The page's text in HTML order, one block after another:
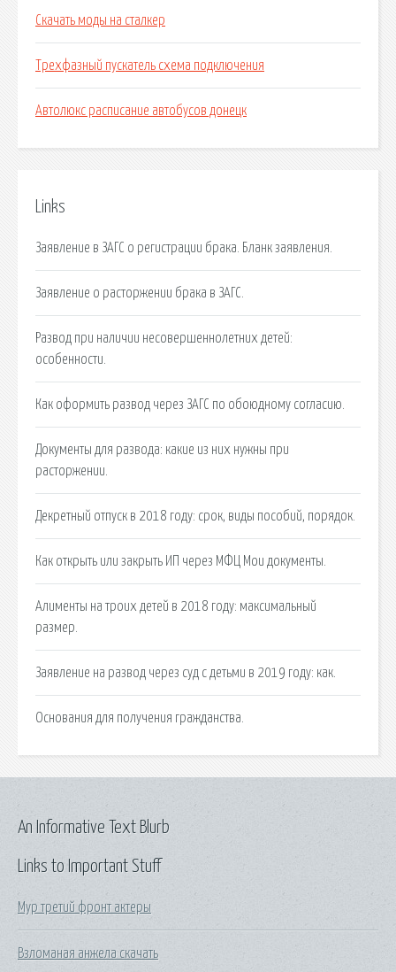
Скачать моды на сталкер
Трехфазный пускатель схема подключения
Автолюкс расписание автобусов донецк
Links
Заявление в ЗАГС о регистрации брака. Бланк заявления.
Заявление о расторжении брака в ЗАГС.
Развод при наличии несовершеннолетних детей:
особенности.
Как оформить развод через ЗАГС по обоюдному согласию.
Документы для развода: какие из них нужны при
расторжении.
Декретный отпуск в 2018 году: срок, виды пособий, порядок.
Как открыть или закрыть ИП через МФЦ Мои документы.
Алименты на троих детей в 2018 году: максимальный
размер.
Заявление на развод через суд с детьми в 2019 году: как.
Основания для получения гражданства.
Links to Important Stuff
Мур третий фронт актеры
Взломаная анжела скачать
An Informative Text Blurb